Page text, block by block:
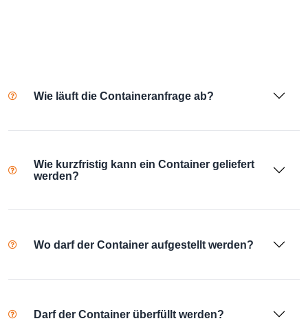
Wie läuft die Containeranfrage ab?
Wie kurzfristig kann ein Container geliefert
werden?
Wo darf der Container aufgestellt werden?
Darf der Container überfüllt werden?